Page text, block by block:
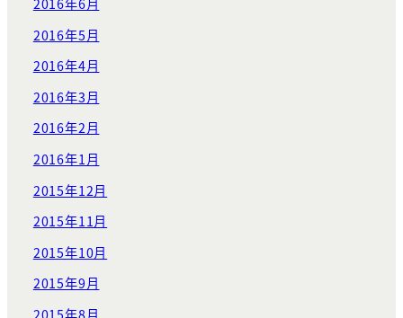
2016年6月
2016年5月
2016年4月
2016年3月
2016年2月
2016年1月
2015年12月
2015年11月
2015年10月
2015年9月
2015年8月